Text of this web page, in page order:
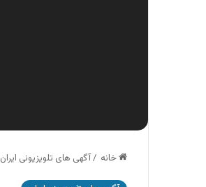
خانه /آگهی های تلویزیونی ایران